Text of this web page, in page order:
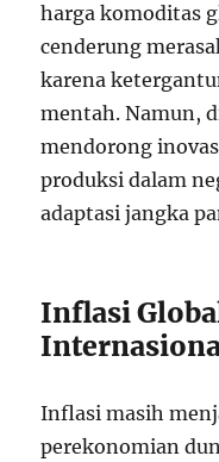
harga komoditas
cenderung
karena
mentah. Namun,
mendorong
produksi dalam
adaptasi jangka
Inflasi
Inflasi masih
perekonomian